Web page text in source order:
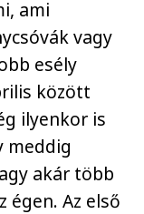
ami
vagy
esély
között
ilyenkor is
meddig
akár több
égen. Az első